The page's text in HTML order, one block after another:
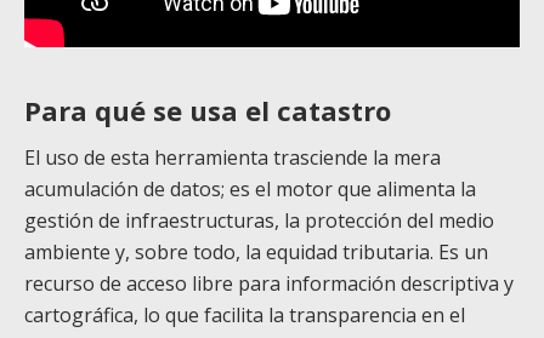
Para qué se usa el catastro
El uso de esta herramienta trasciende la mera
acumulación de datos; es el motor que alimenta la
gestión de infraestructuras, la protección del medio
ambiente y, sobre todo, la equidad tributaria. Es un
recurso de acceso libre para información descriptiva y
cartográfica, lo que facilita la transparencia en el